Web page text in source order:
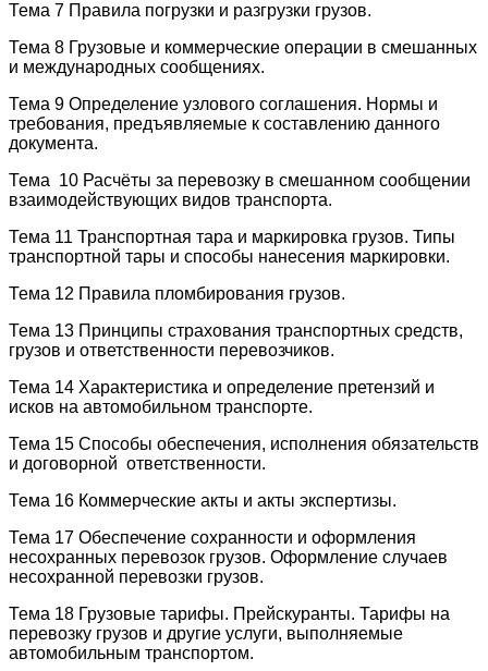
Тема 7 Правила погрузки и разгрузки грузов.
Тема 8 Грузовые и коммерческие операции в смешанных
и международных сообщениях.
Тема 9 Определение узлового соглашения. Нормы и
требования, предъявляемые к составлению данного
документа.
Тема 10 Расчёты за перевозку в смешанном сообщении
взаимодействующих видов транспорта.
Тема 11 Транспортная тара и маркировка грузов. Типы
транспортной тары и способы нанесения маркировки.
Тема 12 Правила пломбирования грузов.
Тема 13 Принципы страхования транспортных средств,
грузов и ответственности перевозчиков.
Тема 14 Характеристика и определение претензий и
исков на автомобильном транспорте.
Тема 15 Способы обеспечения, исполнения обязательств
и договорной ответственности.
Тема 16 Коммерческие акты и акты экспертизы.
Тема 17 Обеспечение сохранности и оформления
несохранных перевозок грузов. Оформление случаев
несохранной перевозки грузов.
Тема 18 Грузовые тарифы. Прейскуранты. Тарифы на
перевозку грузов и другие услуги, выполняемые
автомобильным транспортом.